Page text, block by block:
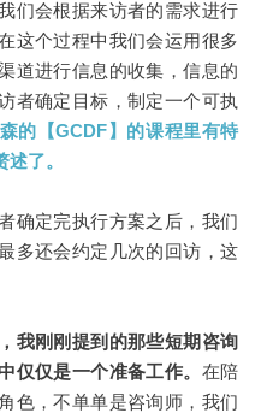
们会根据来访者的需求进行
这个过程中我们会运用很多
道进行信息的收集，信息的
者确定目标，制定一个可执
的【GCDF】的课程里有特
了。
确定完执行方案之后，我们
多还会约定几次的回访，这
我刚刚提到的那些短期咨询
仅仅是一个准备工作。 在陪
色，不单单是咨询师，我们